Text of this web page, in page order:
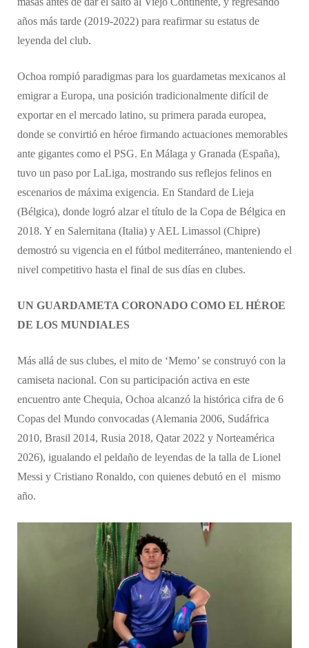
años más tarde (2019-2022) para reafirmar su estatus de
leyenda del club.
Ochoa rompió paradigmas para los guardametas mexicanos al
emigrar a Europa, una posición tradicionalmente difícil de
exportar en el mercado latino, su primera parada europea,
donde se convirtió en héroe firmando actuaciones memorables
ante gigantes como el PSG. En Málaga y Granada (España),
tuvo un paso por LaLiga, mostrando sus reflejos felinos en
escenarios de máxima exigencia. En Standard de Lieja
(Bélgica), donde logró alzar el título de la Copa de Bélgica en
2018. Y en Salernitana (Italia) y AEL Limassol (Chipre)
demostró su vigencia en el fútbol mediterráneo, manteniendo el
nivel competitivo hasta el final de sus días en clubes.
UN GUARDAMETA CORONADO COMO EL HÉROE
DE LOS MUNDIALES
Más allá de sus clubes, el mito de ‘Memo’ se construyó con la
camiseta nacional. Con su participación activa en este
encuentro ante Chequia, Ochoa alcanzó la histórica cifra de 6
Copas del Mundo convocadas (Alemania 2006, Sudáfrica
2010, Brasil 2014, Rusia 2018, Qatar 2022 y Norteamérica
2026), igualando el peldaño de leyendas de la talla de Lionel
Messi y Cristiano Ronaldo, con quienes debutó en el mismo
año.